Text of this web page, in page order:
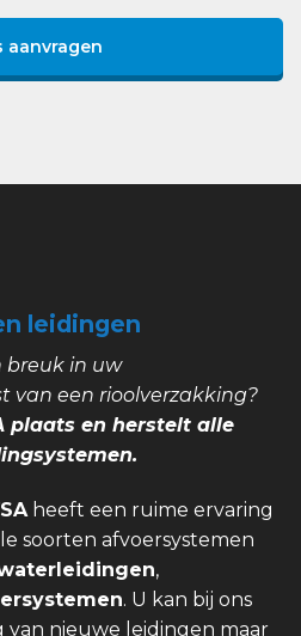
aanvragen
leidingen
breuk in uw
van een rioolverzakking?
plaats en herstelt alle
heeft een ruime ervaring
soorten afvoersystemen
,
. U kan bij ons
nieuwe leidingen maar